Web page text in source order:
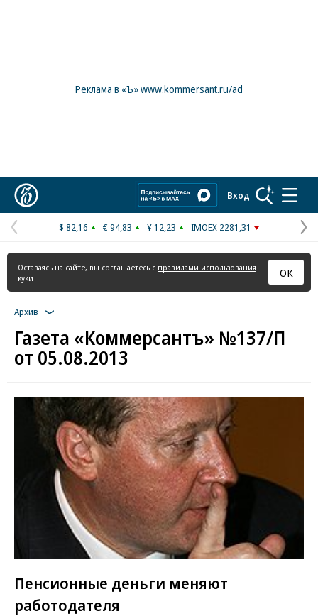
Реклама в «Ъ» www.kommersant.ru/ad
Вход
Предыдущая
страница
$ 82,16 € 94,83 ¥ 12,23 IMOEX 2281,31
Оставаясь на сайте, вы соглашаетесь с правилами использования
куки
ОК
Архив
Газета «Коммерсантъ» №137/П
от 05.08.2013
Пенсионные деньги меняют
работодателя